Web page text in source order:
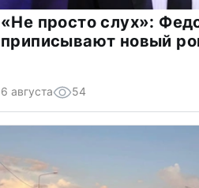
«Не просто слух»:
приписывают новый
6 августа 54